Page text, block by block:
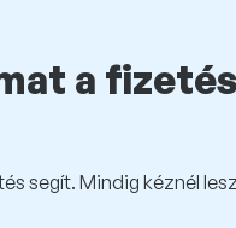
a
segít. Mindig kéznél